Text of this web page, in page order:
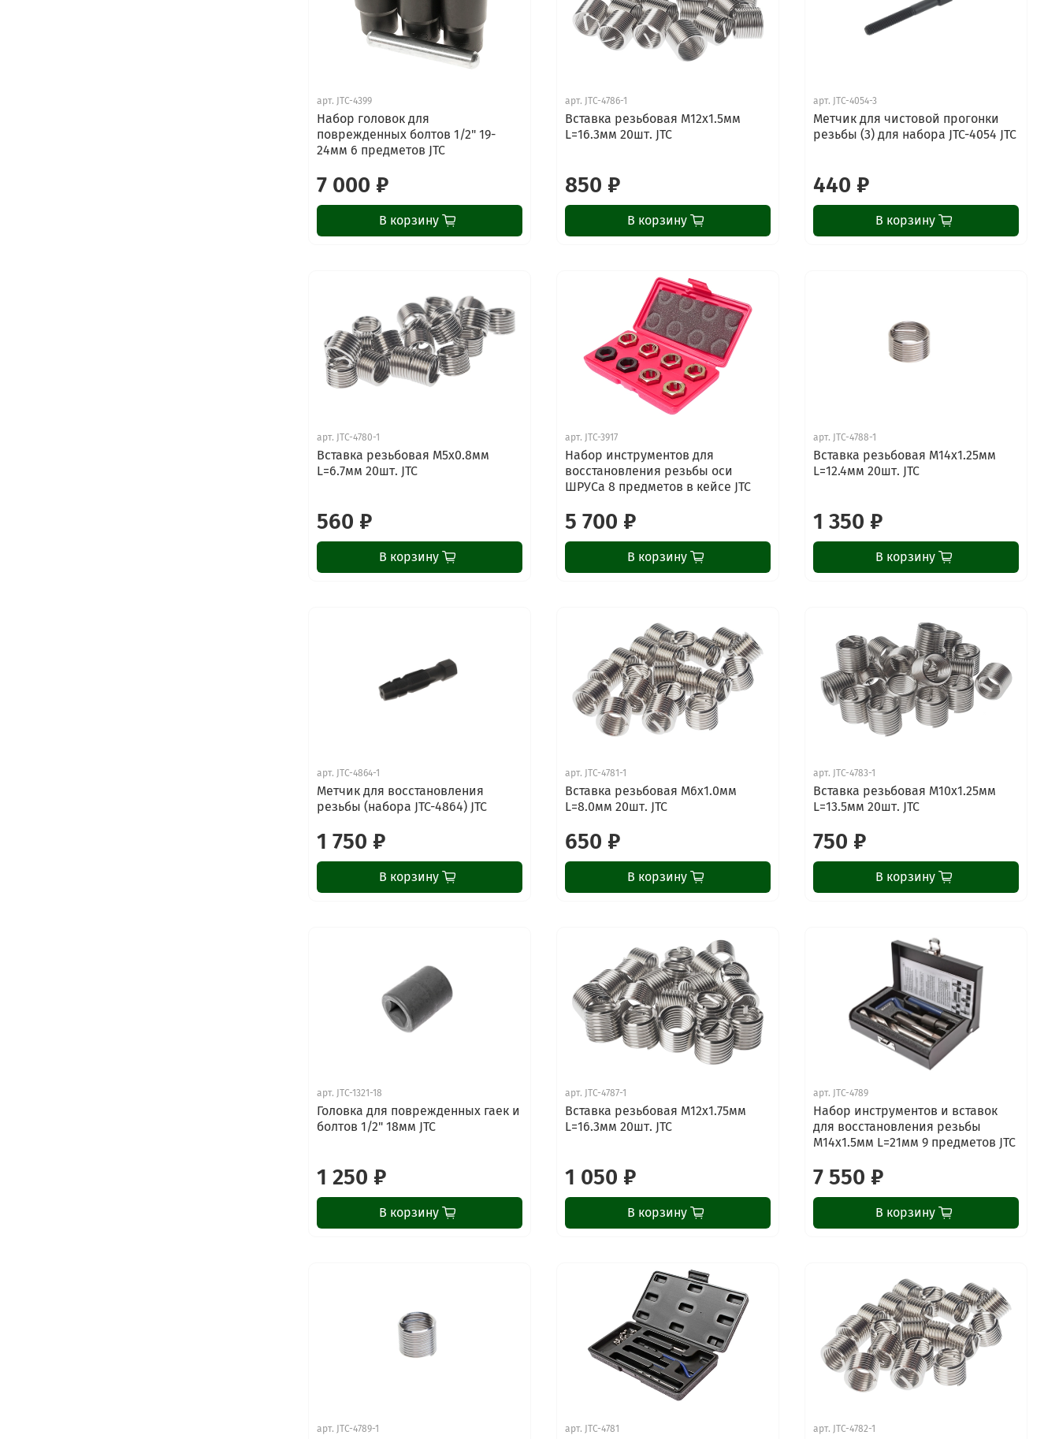
арт. JTC-4399
Набор головок для
поврежденных болтов 1/2" 19-
24мм 6 предметов JTC
7 000 ₽
В корзину
арт. JTC-4786-1
Вставка резьбовая М12х1.5мм
L=16.3мм 20шт. JTC
850 ₽
В корзину
арт. JTC-4054-3
Метчик для чистовой прогонки
резьбы (3) для набора JTC-4054 JTC
440 ₽
В корзину
арт. JTC-4780-1
Вставка резьбовая М5х0.8мм
L=6.7мм 20шт. JTC
560 ₽
В корзину
арт. JTC-3917
Набор инструментов для
восстановления резьбы оси
ШРУСа 8 предметов в кейсе JTC
5 700 ₽
В корзину
арт. JTC-4788-1
Вставка резьбовая М14х1.25мм
L=12.4мм 20шт. JTC
1 350 ₽
В корзину
арт. JTC-4864-1
Метчик для восстановления
резьбы (набора JTC-4864) JTC
1 750 ₽
В корзину
арт. JTC-4781-1
Вставка резьбовая М6х1.0мм
L=8.0мм 20шт. JTC
650 ₽
В корзину
арт. JTC-4783-1
Вставка резьбовая М10х1.25мм
L=13.5мм 20шт. JTC
750 ₽
В корзину
арт. JTC-1321-18
Головка для поврежденных гаек и
болтов 1/2" 18мм JTC
1 250 ₽
В корзину
арт. JTC-4787-1
Вставка резьбовая М12х1.75мм
L=16.3мм 20шт. JTC
1 050 ₽
В корзину
арт. JTC-4789
Набор инструментов и вставок
для восстановления резьбы
М14х1.5мм L=21мм 9 предметов JTC
7 550 ₽
В корзину
арт. JTC-4789-1 арт. JTC-4781 арт. JTC-4782-1
ChatApp